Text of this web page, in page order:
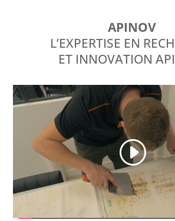
APINOV
L’EXPERTISE EN
ET INNOVATION